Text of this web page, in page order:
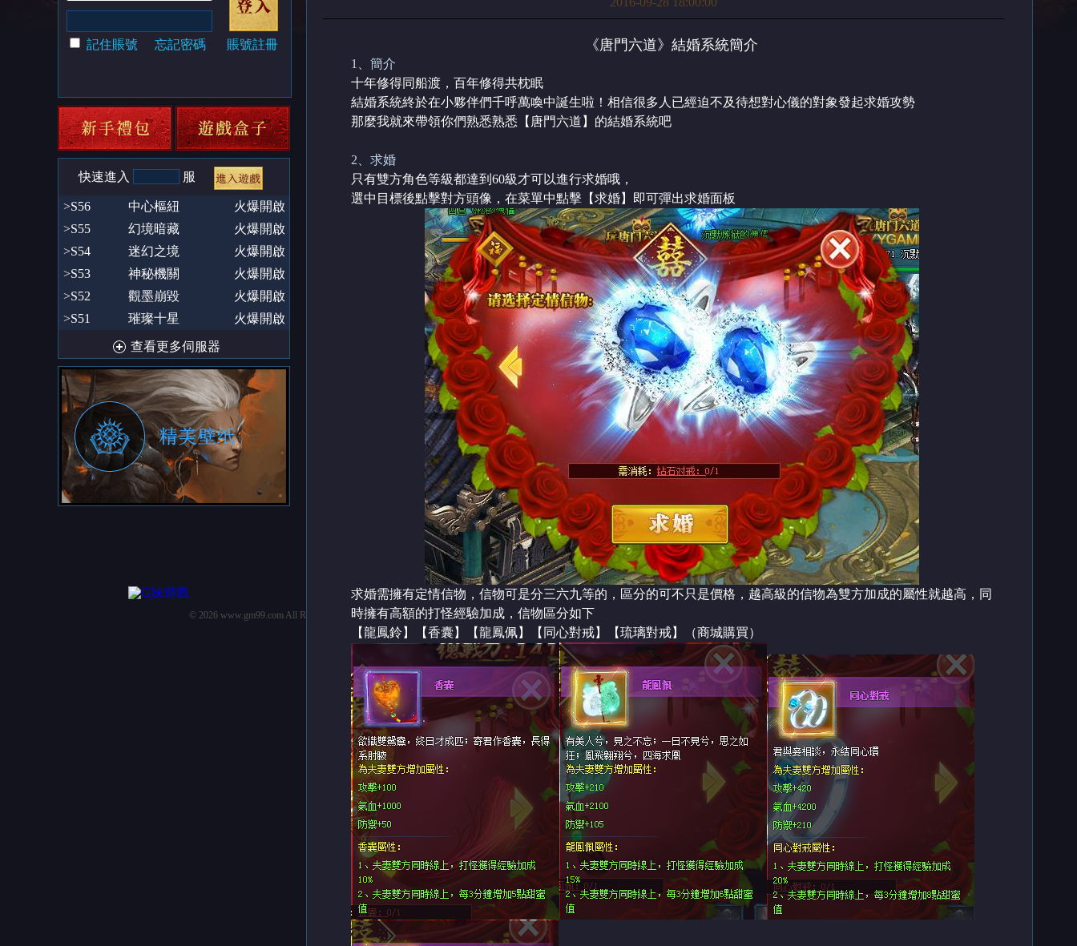
記住賬號 忘記密碼 賬號註冊
快速進入 服
>S56 中心樞紐
火爆開啟
>S55
幻境暗藏
火爆開啟
>S54
迷幻之境
火爆開啟
>S53
神秘機關
火爆開啟
>S52
觀墨崩毀
火爆開啟
>S51
璀璨十星 火爆開啟
查看更多伺服器
《唐門六道》結婚系統簡介
1、簡介
十年修得同船渡，百年修得共枕眠
結婚系統終於在小夥伴們千呼萬喚中誕生啦！相信很多人已經迫不及待想對心儀的對象發起求婚攻勢
那麼我就來帶領你們熟悉熟悉【唐門六道】的結婚系統吧
2、求婚
只有雙方角色等級都達到60級才可以進行求婚哦，
選中目標後點擊對方頭像，在菜單中點擊【求婚】即可彈出求婚面板
求婚需擁有定情信物，信物可是分三六九等的，區分的可不只是價格，越高級的信物為雙方加成的屬性就越高，同
時擁有高額的打怪經驗加成，信物區分如下
【龍鳳鈴】【香囊】【龍鳳佩】【同心對戒】【琉璃對戒】（商城購買）
© 2026 www.gm99.com All Rights Reserved. 優勢領航科技有限公司
■本遊戲內容涉及暴力(武俠動作)、角色穿著凸顯胸、臀之服飾
■本遊戲部分內容需另行支付費用